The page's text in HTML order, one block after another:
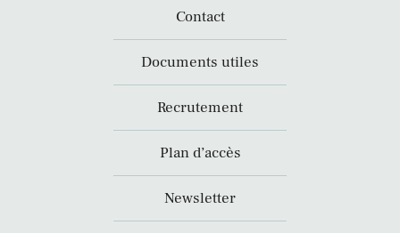
Contact
Documents utiles
Recrutement
Plan d’accès
Newsletter